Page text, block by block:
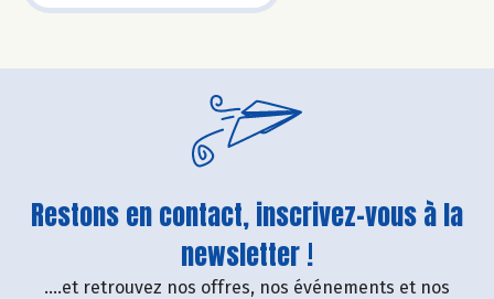
Restons en contact, inscrivez-vous à la
newsletter !
....et retrouvez nos offres, nos événements et nos